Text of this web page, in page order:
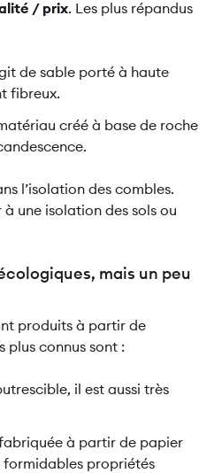
/ prix. Les plus répandus
de sable porté à haute
fibreux.
créé à base de roche
l’isolation des combles.
une isolation des sols ou
mais un peu
produits à partir de
plus connus sont :
il est aussi très
à partir de papier
formidables propriétés